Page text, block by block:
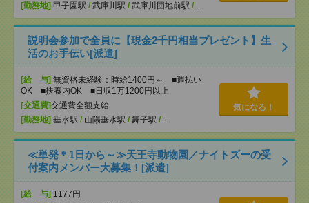
[勤務地] 甲子園駅 / 武庫川駅 / 武庫川団地前駅 / …
説明会参加で全員に【現金2千円相当プレゼント】生
活のお手伝い[派遣]
[給 与] 無資格未経験：時給1400円～ ■週払い
OK ■扶養内OK ■日収1万1200円以上
[交通費]交通費全額支給
[勤務地] 垂水駅 / 山陽垂水駅 / 舞子駅 / …
気になる！
≪単発＊1日から～≫天王寺動物園／ナイトズーの受
付案内メンバー大募集！[派遣]
[給 与] 1177円